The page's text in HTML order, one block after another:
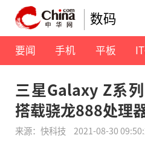
数码
要闻 手机 平板
三星Galaxy Z系
搭载骁龙888处理
来源：快科技 2021-08-30